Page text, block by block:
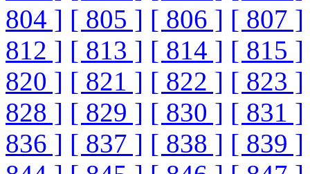
804 ] [ 805 ] [ 806 ] [ 807 ]
812 ] [ 813 ] [ 814 ] [ 815 ]
820 ] [ 821 ] [ 822 ] [ 823 ]
828 ] [ 829 ] [ 830 ] [ 831 ]
836 ] [ 837 ] [ 838 ] [ 839 ]